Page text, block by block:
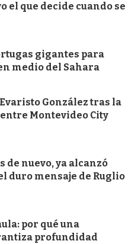
el que decide cuando se
gigantes para
medio del Sahara
Evaristo González tras la
Montevideo City
de nuevo, ya alcanzó
duro mensaje de Ruglio
por qué una
profundidad